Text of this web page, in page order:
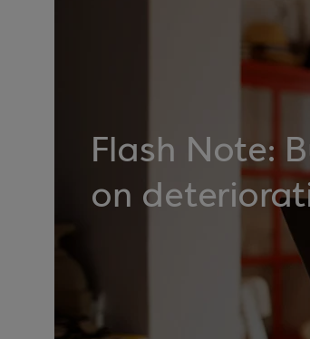
Flash Note:
on